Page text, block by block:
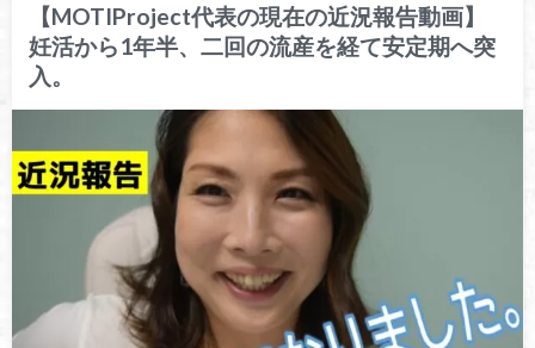
【MOTIProject代表の現在の近況報告動画】
妊活から1年半、二回の流産を経て安定期へ突
入。